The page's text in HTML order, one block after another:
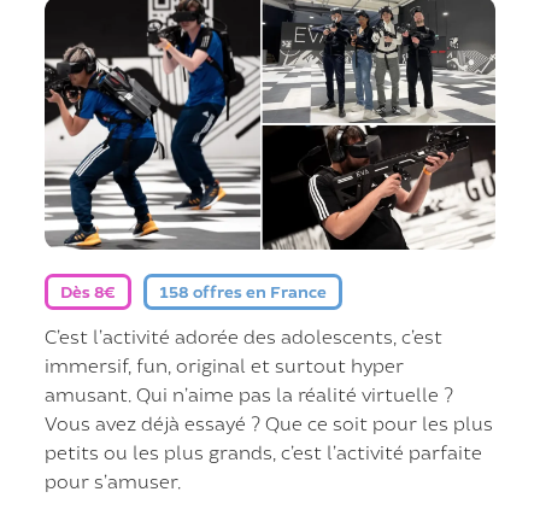
Dès 8€ 158 offres en France
C’est l’activité adorée des adolescents, c’est
immersif, fun, original et surtout hyper
amusant. Qui n’aime pas la réalité virtuelle ?
Vous avez déjà essayé ? Que ce soit pour les plus
petits ou les plus grands, c’est l’activité parfaite
pour s’amuser.